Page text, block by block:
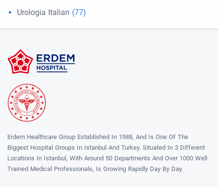
Urologia Italian (77)
Erdem Healthcare Group Established In 1988, And Is One Of The
Biggest Hospital Groups In Istanbul And Turkey. Situated In 3 Different
Locations In Istanbul, With Around 50 Departments And Over 1000 Well
Trained Medical Professionals, Is Growing Rapidly Day By Day.